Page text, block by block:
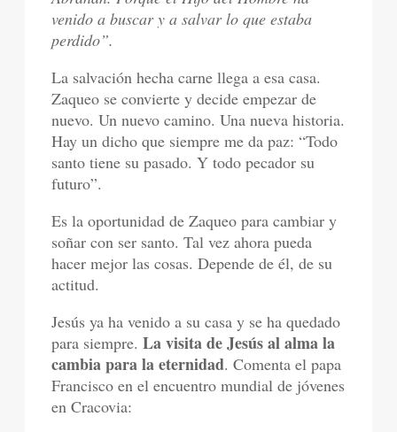
venido a buscar y a salvar lo que estaba
perdido”.
La salvación hecha carne llega a esa casa.
Zaqueo se convierte y decide empezar de
nuevo. Un nuevo camino. Una nueva historia.
Hay un dicho que siempre me da paz: “Todo
santo tiene su pasado. Y todo pecador su
futuro”.
Es la oportunidad de Zaqueo para cambiar y
soñar con ser santo. Tal vez ahora pueda
hacer mejor las cosas. Depende de él, de su
actitud.
Jesús ya ha venido a su casa y se ha quedado
para siempre.La visita de Jesús al alma la
cambia para la eternidad. Comenta el papa
Francisco en el encuentro mundial de jóvenes
en Cracovia: